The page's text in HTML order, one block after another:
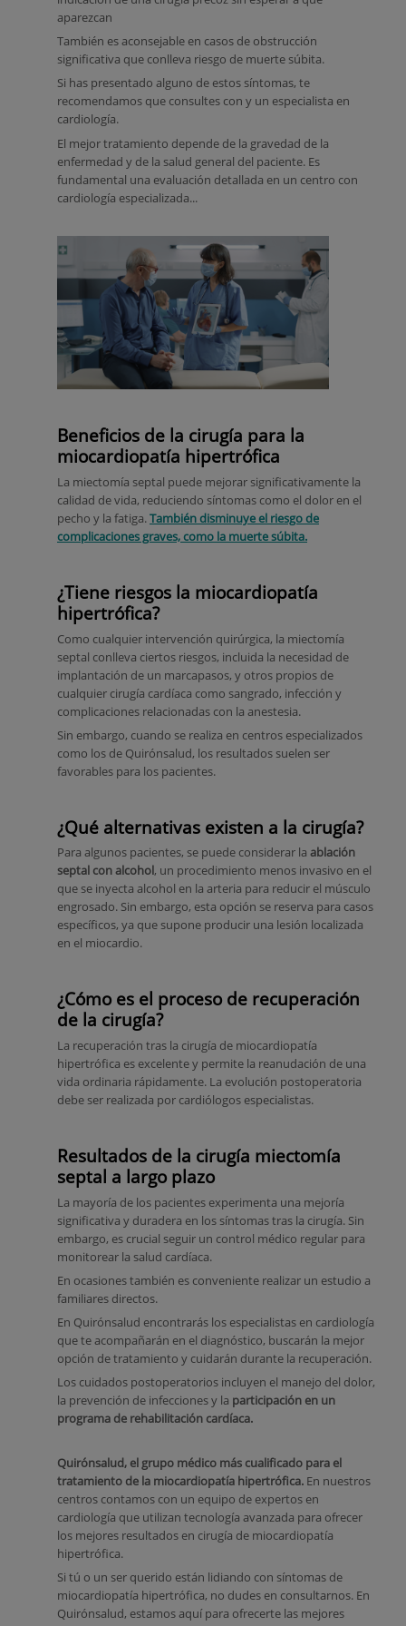
aparezcan
También es aconsejable en casos de obstrucción
significativa que conlleva riesgo de muerte súbita.
Si has presentado alguno de estos síntomas, te
recomendamos que consultes con y un especialista en
cardiología.
El mejor tratamiento depende de la gravedad de la
enfermedad y de la salud general del paciente. Es
fundamental una evaluación detallada en un centro con
cardiología especializada...
Beneficios de la cirugía para la
miocardiopatía hipertrófica
La miectomía septal puede mejorar significativamente la
calidad de vida, reduciendo síntomas como el dolor en el
pecho y la fatiga.También disminuye el riesgo de
complicaciones graves, como la muerte súbita.
¿Tiene riesgos la miocardiopatía
hipertrófica?
Como cualquier intervención quirúrgica, la miectomía
septal conlleva ciertos riesgos, incluida la necesidad de
implantación de un marcapasos, y otros propios de
cualquier cirugía cardíaca como sangrado, infección y
complicaciones relacionadas con la anestesia.
Sin embargo, cuando se realiza en centros especializados
como los de Quirónsalud, los resultados suelen ser
favorables para los pacientes.
¿Qué alternativas existen a la cirugía?
Para algunos pacientes, se puede considerar la ablación
septal con alcohol, un procedimiento menos invasivo en el
que se inyecta alcohol en la arteria para reducir el músculo
engrosado. Sin embargo, esta opción se reserva para casos
específicos, ya que supone producir una lesión localizada
en el miocardio.
¿Cómo es el proceso de recuperación
de la cirugía?
La recuperación tras la cirugía de miocardiopatía
hipertrófica es excelente y permite la reanudación de una
vida ordinaria rápidamente. La evolución postoperatoria
debe ser realizada por cardiólogos especialistas.
Resultados de la cirugía miectomía
septal a largo plazo
La mayoría de los pacientes experimenta una mejoría
significativa y duradera en los síntomas tras la cirugía. Sin
embargo, es crucial seguir un control médico regular para
monitorear la salud cardíaca.
En ocasiones también es conveniente realizar un estudio a
familiares directos.
En Quirónsalud encontrarás los especialistas en cardiología
que te acompañarán en el diagnóstico, buscarán la mejor
opción de tratamiento y cuidarán durante la recuperación.
Los cuidados postoperatorios incluyen el manejo del dolor,
la prevención de infecciones y la participación en un
programa de rehabilitación cardíaca.
Quirónsalud, el grupo médico más cualificado para el
tratamiento de la miocardiopatía hipertrófica. En nuestros
centros contamos con un equipo de expertos en
cardiología que utilizan tecnología avanzada para ofrecer
los mejores resultados en cirugía de miocardiopatía
hipertrófica.
Si tú o un ser querido están lidiando con síntomas de
miocardiopatía hipertrófica, no dudes en consultarnos. En
Quirónsalud, estamos aquí para ofrecerte las mejores